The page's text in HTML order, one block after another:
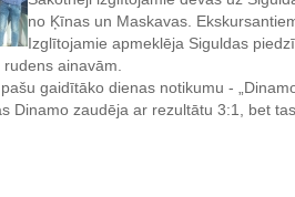
ziņojums 2024
ziņojums 2025
stratēģijas plāns
no Ķīnas un Maskavas.
Izglītojamie apmeklēja Siguldas
ainavām.
gaidītāko dienas notikumu -
Dinamo zaudēja ar rezultātu 3:1, bet